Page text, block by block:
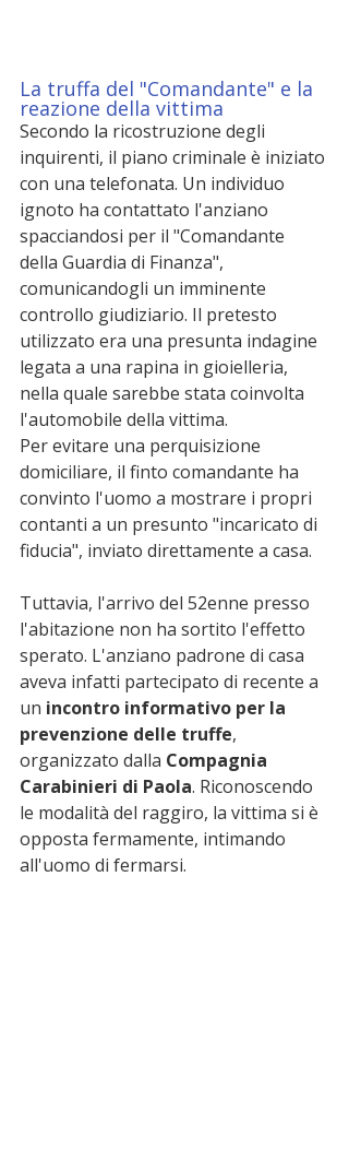
La truffa del "Comandante" e la
reazione della vittima
Secondo la ricostruzione degli
inquirenti, il piano criminale è iniziato
con una telefonata. Un individuo
ignoto ha contattato l'anziano
spacciandosi per il "Comandante
della Guardia di Finanza",
comunicandogli un imminente
controllo giudiziario. Il pretesto
utilizzato era una presunta indagine
legata a una rapina in gioielleria,
nella quale sarebbe stata coinvolta
l'automobile della vittima.
Per evitare una perquisizione
domiciliare, il finto comandante ha
convinto l'uomo a mostrare i propri
contanti a un presunto "incaricato di
fiducia", inviato direttamente a casa.
Tuttavia, l'arrivo del 52enne presso
l'abitazione non ha sortito l'effetto
sperato. L'anziano padrone di casa
aveva infatti partecipato di recente a
un incontro informativo per la
prevenzione delle truffe,
organizzato dalla Compagnia
Carabinieri di Paola. Riconoscendo
le modalità del raggiro, la vittima si è
opposta fermamente, intimando
all'uomo di fermarsi.